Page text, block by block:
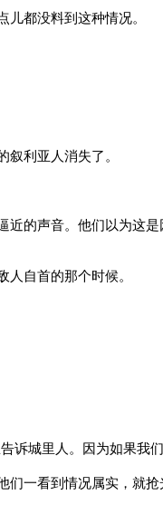
都没料到这种情况。
利亚人消失了。
的声音。他们以为这
自首的那个时候。
诉城里人。因为如果
一看到情况属实，就抢